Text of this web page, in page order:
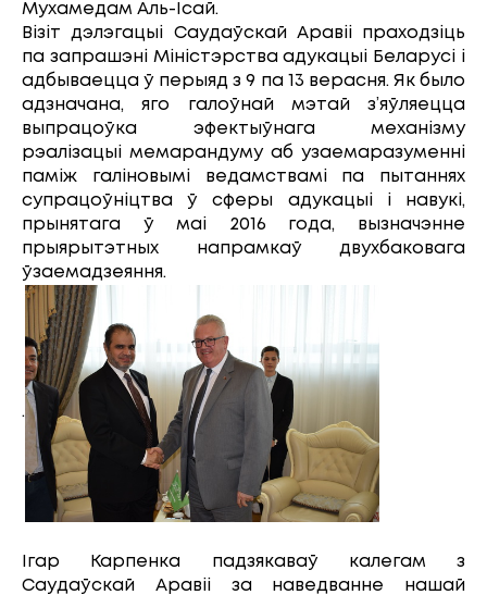
Мухамедам Аль-Ісай.
Візіт дэлэгацыі Саудаўскай Аравіі праходзіць
па запрашэні Міністэрства адукацыі Беларусі і
адбываецца ў перыяд з 9 па 13 верасня. Як было
адзначана, яго галоўнай мэтай з’яўляецца
выпрацоўка эфектыўнага механізму
рэалізацыі мемарандуму аб узаемаразуменні
паміж галіновымі ведамствамі па пытаннях
супрацоўніцтва ў сферы адукацыі і навукі,
прынятага ў маі 2016 года, вызначэнне
прыярытэтных напрамкаў двухбаковага
ўзаемадзеяння.
.
Ігар Карпенка падзякаваў калегам з
Саудаўскай Аравіі за наведванне нашай